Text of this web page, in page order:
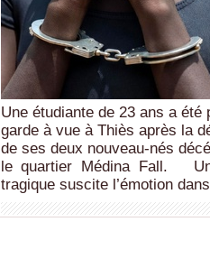
Une étudiante de 23 ans a été
garde à vue à Thiès après la
de ses deux nouveau-nés
le quartier Médina Fall.
tragique suscite l’émotion